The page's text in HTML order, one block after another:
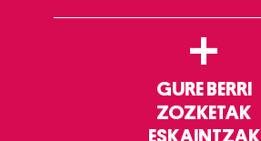
+
GURE BERRI
ZOZKETAK
ESKAINTZAK